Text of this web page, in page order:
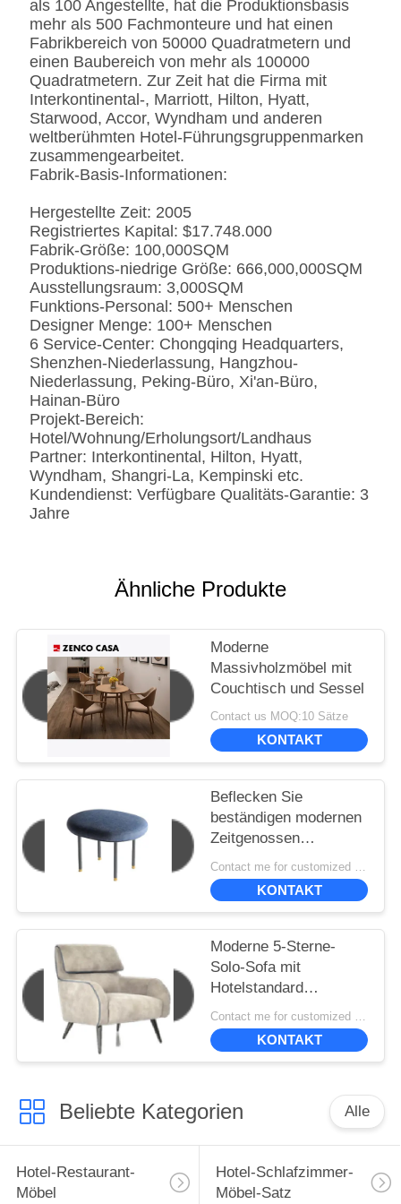
bürstete oder
Spiegeloberfläche.
Fingerprintless
Verarbeitung
Marmor
Natürliches ausgeführt,
Kunde-spezifizierten
als 100 Angestellte, hat die Produktionsbasis
mehr als 500 Fachmonteure und hat einen
Fabrikbereich von 50000 Quadratmetern und
einen Baubereich von mehr als 100000
Quadratmetern. Zur Zeit hat die Firma mit
Interkontinental-, Marriott, Hilton, Hyatt,
Starwood, Accor, Wyndham und anderen
weltberühmten Hotel-Führungsgruppenmarken
zusammengearbeitet.
Fabrik-Basis-Informationen:
Hergestellte Zeit: 2005
Registriertes Kapital: $17.748.000
Fabrik-Größe: 100,000SQM
Produktions-niedrige Größe: 666,000,000SQM
Ausstellungsraum: 3,000SQM
Funktions-Personal: 500+ Menschen
Designer Menge: 100+ Menschen
6 Service-Center: Chongqing Headquarters,
Shenzhen-Niederlassung, Hangzhou-
Niederlassung, Peking-Büro, Xi'an-Büro,
Hainan-Büro
Projekt-Bereich:
Hotel/Wohnung/Erholungsort/Landhaus
Partner: Interkontinental, Hilton, Hyatt,
Wyndham, Shangri-La, Kempinski etc.
Kundendienst: Verfügbare Qualitäts-Garantie: 3
Jahre
Ähnliche Produkte
Moderne
Massivholzmöbel mit
Couchtisch und Sessel
Contact us MOQ:10 Sätze
KONTAKT
Beflecken Sie
beständigen modernen
Zeitgenossen
gepolstert, Stühle
speisend 50*40*45cm
KONTAKT
Moderne 5-Sterne-
Solo-Sofa mit
Hotelstandard
830*870*980
KONTAKT
Beliebte Kategorien Alle
Hotel-Restaurant-
Möbel
Hotel-Schlafzimmer-
Möbel-Satz